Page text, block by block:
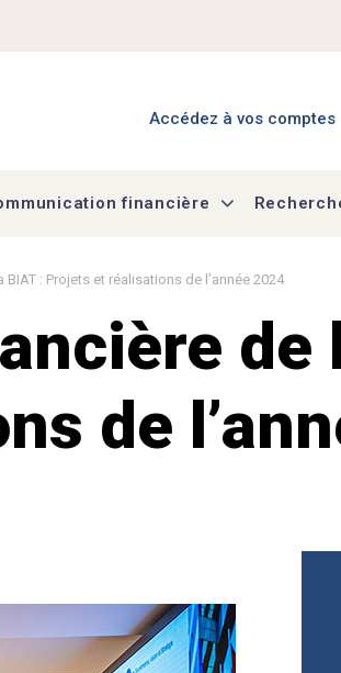
Accédez à vos comptes
financière
: Projets et réalisations de l’année 2024
de
de